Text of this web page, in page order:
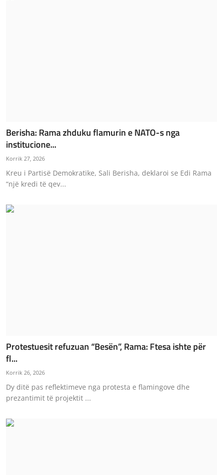
Berisha: Rama zhduku flamurin e NATO-s nga
institucione...
Korrik 27, 2026
Kreu i Partisë Demokratike, Sali Berisha, deklaroi se Edi Rama
“një kredi të qev...
Protestuesit refuzuan “Besën”, Rama: Ftesa ishte për
fl...
Korrik 26, 2026
Dy ditë pas reflektimeve nga protesta e flamingove dhe
prezantimit të projektit ...